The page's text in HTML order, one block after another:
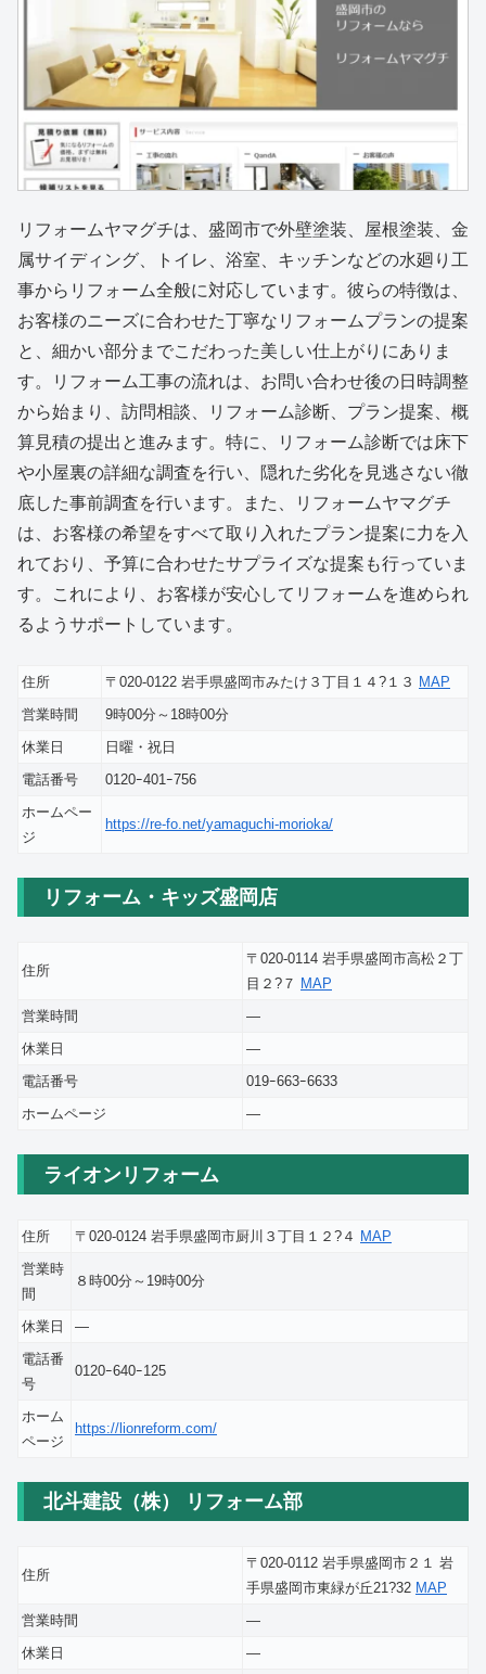
リフォームヤマグチは、盛岡市で外壁塗装、屋根塗装、金
属サイディング、トイレ、浴室、キッチンなどの水廻り工
事からリフォーム全般に対応しています。彼らの特徴は、
お客様のニーズに合わせた丁寧なリフォームプランの提案
と、細かい部分までこだわった美しい仕上がりにありま
す。リフォーム工事の流れは、お問い合わせ後の日時調整
から始まり、訪問相談、リフォーム診断、プラン提案、概
算見積の提出と進みます。特に、リフォーム診断では床下
や小屋裏の詳細な調査を行い、隠れた劣化を見逃さない徹
底した事前調査を行います。また、リフォームヤマグチ
は、お客様の希望をすべて取り入れたプラン提案に力を入
れており、予算に合わせたサプライズな提案も行っていま
す。これにより、お客様が安心してリフォームを進められ
るようサポートしています。
住所 〒020-0122 岩手県盛岡市みたけ３丁目１４?１３ MAP
営業時間
9時00分～18時00分
休業日
日曜・祝日
電話番号
0120ｰ401ｰ756
ホームペー
ジ
https://re-fo.net/yamaguchi-morioka/
リフォーム・キッズ盛岡店
住所
〒020-0114 岩手県盛岡市高松２丁
目２?７ MAP
営業時間
―
休業日
―
電話番号
019ｰ663ｰ6633
ホームページ
―
ライオンリフォーム
住所 〒020-0124 岩手県盛岡市厨川３丁目１２?４ MAP
営業時
間
８時00分～19時00分
休業日
―
電話番
号
0120ｰ640ｰ125
ホーム
ページ
https://lionreform.com/
北斗建設（株） リフォーム部
住所
〒020-0112 岩手県盛岡市２１ 岩
手県盛岡市東緑が丘21?32 MAP
営業時間
―
休業日
―